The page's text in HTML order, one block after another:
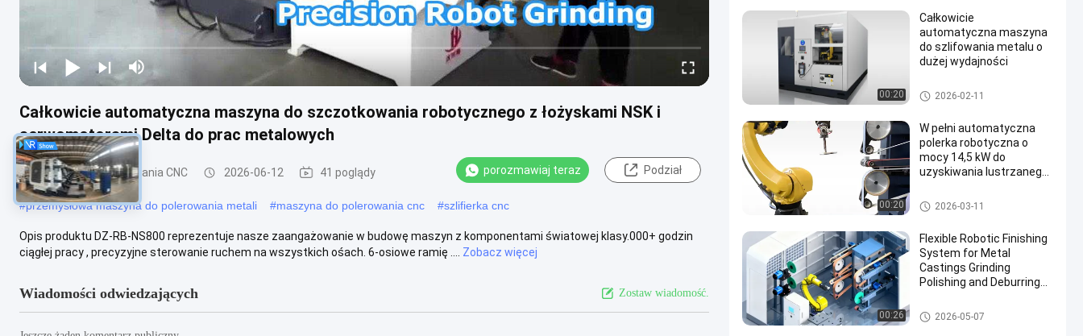
Całkowicie automatyczna maszyna do szczotkowania robotycznego z łożyskami NSK i
serwomotorami Delta do prac metalowych
Maszyna do polerowania CNC 2026-06-12 41 poglądy porozmawiaj teraz Podział
#przemysłowa maszyna do polerowania metali #maszyna do polerowania cnc #szlifierka cnc
Opis produktu DZ-RB-NS800 reprezentuje nasze zaangażowanie w budowę maszyn z komponentami światowej klasy.000+ godzin
ciągłej pracy , precyzyjne sterowanie ruchem na wszystkich ośach. 6-osiowe ramię ....
Zobacz więcej
Wiadomości odwiedzających Zostaw wiadomość.
00:20
Całkowicie
automatyczna maszyna
do szlifowania metalu o
dużej wydajności
Maszyna do polerowania CNC
2026-02-11
00:20
W pełni automatyczna
polerka robotyczna o
mocy 14,5 kW do
uzyskiwania lustrzanego
elementach
Robot Deburring Szlifowanie i
polerowanie Maszyna
2026-03-11
00:26
Flexible Robotic Finishing
System for Metal
Castings Grinding
Polishing and Deburring
maszyny do szlifowania i pole
rowania
2026-05-07